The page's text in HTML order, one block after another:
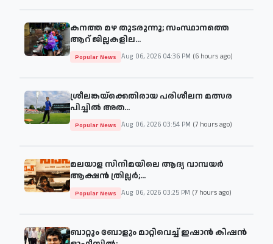
കനത്ത മഴ തുടരുന്നു; സംസ്ഥാനത്തെ
ആറ് ജില്ലകളില...
Popular News Aug 06, 2026 04:36 PM (6 hours ago)
ശ്രീലങ്കയ്‌ക്കെതിരായ പരിശീലന മത്സര
പിച്ചിൽ അത...
Popular News Aug 06, 2026 03:54 PM (7 hours ago)
മലയാള സിനിമയിലെ ആദ്യ വാമ്പയർ
ആക്ഷൻ ത്രില്ലർ;...
Popular News Aug 06, 2026 03:25 PM (7 hours ago)
ബാറ്റും ബോളും മാറ്റിവെച്ച് ഇഷാൻ കിഷൻ